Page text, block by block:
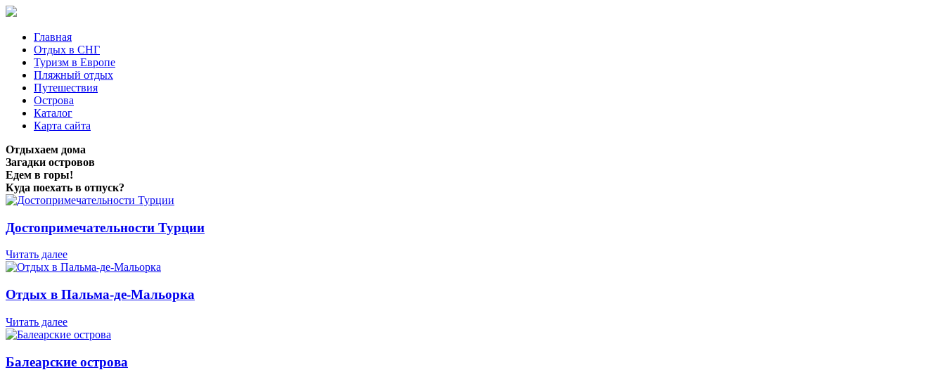
Главная
Отдых в СНГ
Туризм в Европе
Пляжный отдых
Путешествия
Острова
Каталог
Карта сайта
Отдыхаем дома
Загадки островов
Едем в горы!
Куда поехать в отпуск?
Достопримечательности Турции
Читать далее
Отдых в Пальма-де-Мальорка
Читать далее
Балеарские острова